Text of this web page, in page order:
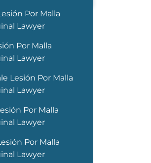
Por Malla
Lawyer
Por Malla
Lawyer
Lesión Por Malla
Lawyer
Por Malla
Lawyer
Por Malla
Lawyer